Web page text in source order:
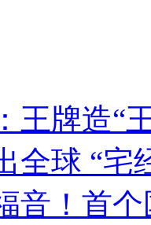
王牌造“
全球 “宅
音！首